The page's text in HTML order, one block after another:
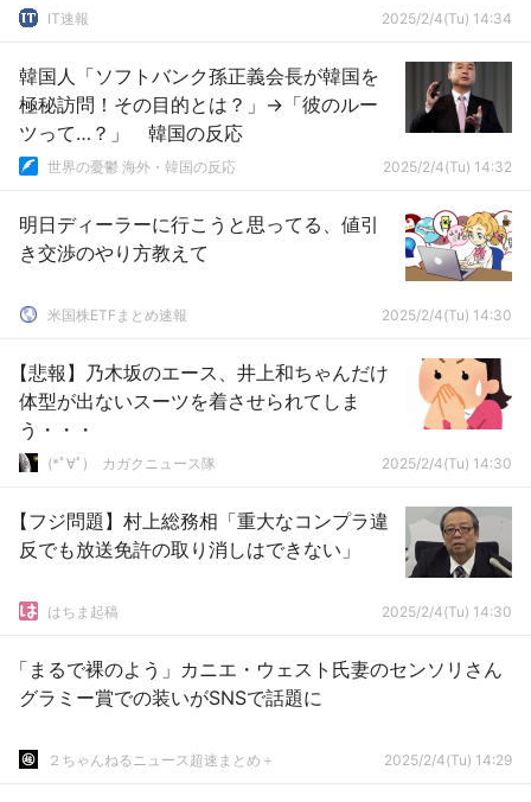
IT速報 2025/2/4(Tu) 14:34
韓国人「ソフトバンク孫正義会長が韓国を
極秘訪問！その目的とは？」→「彼のルー
ツって…？」 韓国の反応
世界の憂鬱 海外・韓国の反応 2025/2/4(Tu) 14:32
明日ディーラーに行こうと思ってる、値引
き交渉のやり方教えて
米国株ETFまとめ速報 2025/2/4(Tu) 14:30
【悲報】乃木坂のエース、井上和ちゃんだけ
体型が出ないスーツを着させられてしま
う・・・
(*ﾟ∀ﾟ)ゞカガクニュース隊 2025/2/4(Tu) 14:30
【フジ問題】村上総務相「重大なコンプラ違
反でも放送免許の取り消しはできない」
はちま起稿 2025/2/4(Tu) 14:30
「まるで裸のよう」カニエ・ウェスト氏妻のセンソリさん
グラミー賞での装いがSNSで話題に
２ちゃんねるニュース超速まとめ＋ 2025/2/4(Tu) 14:29